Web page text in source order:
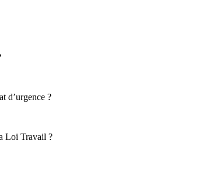
d’urgence ?
Loi Travail ?